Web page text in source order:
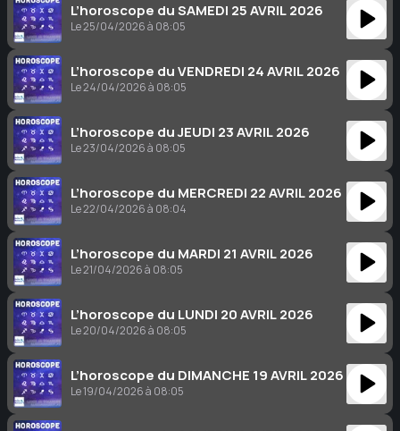
L’horoscope du SAMEDI 25 AVRIL 2026
Le 25/04/2026 à 08:05
L’horoscope du VENDREDI 24 AVRIL 2026
Le 24/04/2026 à 08:05
L’horoscope du JEUDI 23 AVRIL 2026
Le 23/04/2026 à 08:05
L’horoscope du MERCREDI 22 AVRIL 2026
Le 22/04/2026 à 08:04
L’horoscope du MARDI 21 AVRIL 2026
Le 21/04/2026 à 08:05
L’horoscope du LUNDI 20 AVRIL 2026
Le 20/04/2026 à 08:05
L’horoscope du DIMANCHE 19 AVRIL 2026
Le 19/04/2026 à 08:05